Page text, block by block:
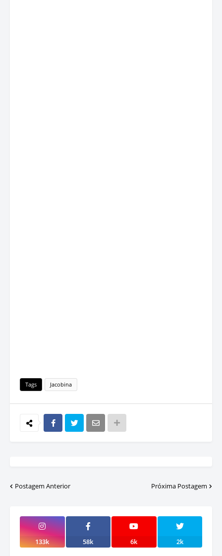
Tags Jacobina
Postagem Anterior Próxima Postagem
133k 58k 6k 2k